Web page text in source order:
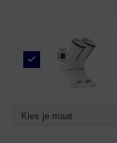
Kies je maat